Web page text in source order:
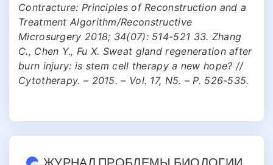
Contracture: Principles of Reconstruction and a
Treatment Algorithm/Reconstructive
Microsurgery 2018; 34(07): 514-521 33. Zhang
C., Chen Y., Fu X. Sweat gland regeneration after
burn injury: is stem cell therapy a new hope? //
Cytotherapy. – 2015. – Vol. 17, N5. – P. 526-535.
ЖУРНАЛ ПРОБЛЕМЫ БИОЛОГИИ